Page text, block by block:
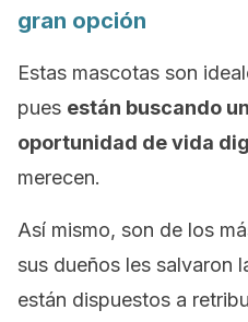
gran opción
Estas mascotas son
pues están buscando
oportunidad de vida
merecen.
Así mismo, son de los
sus dueños les salvaron
están dispuestos a